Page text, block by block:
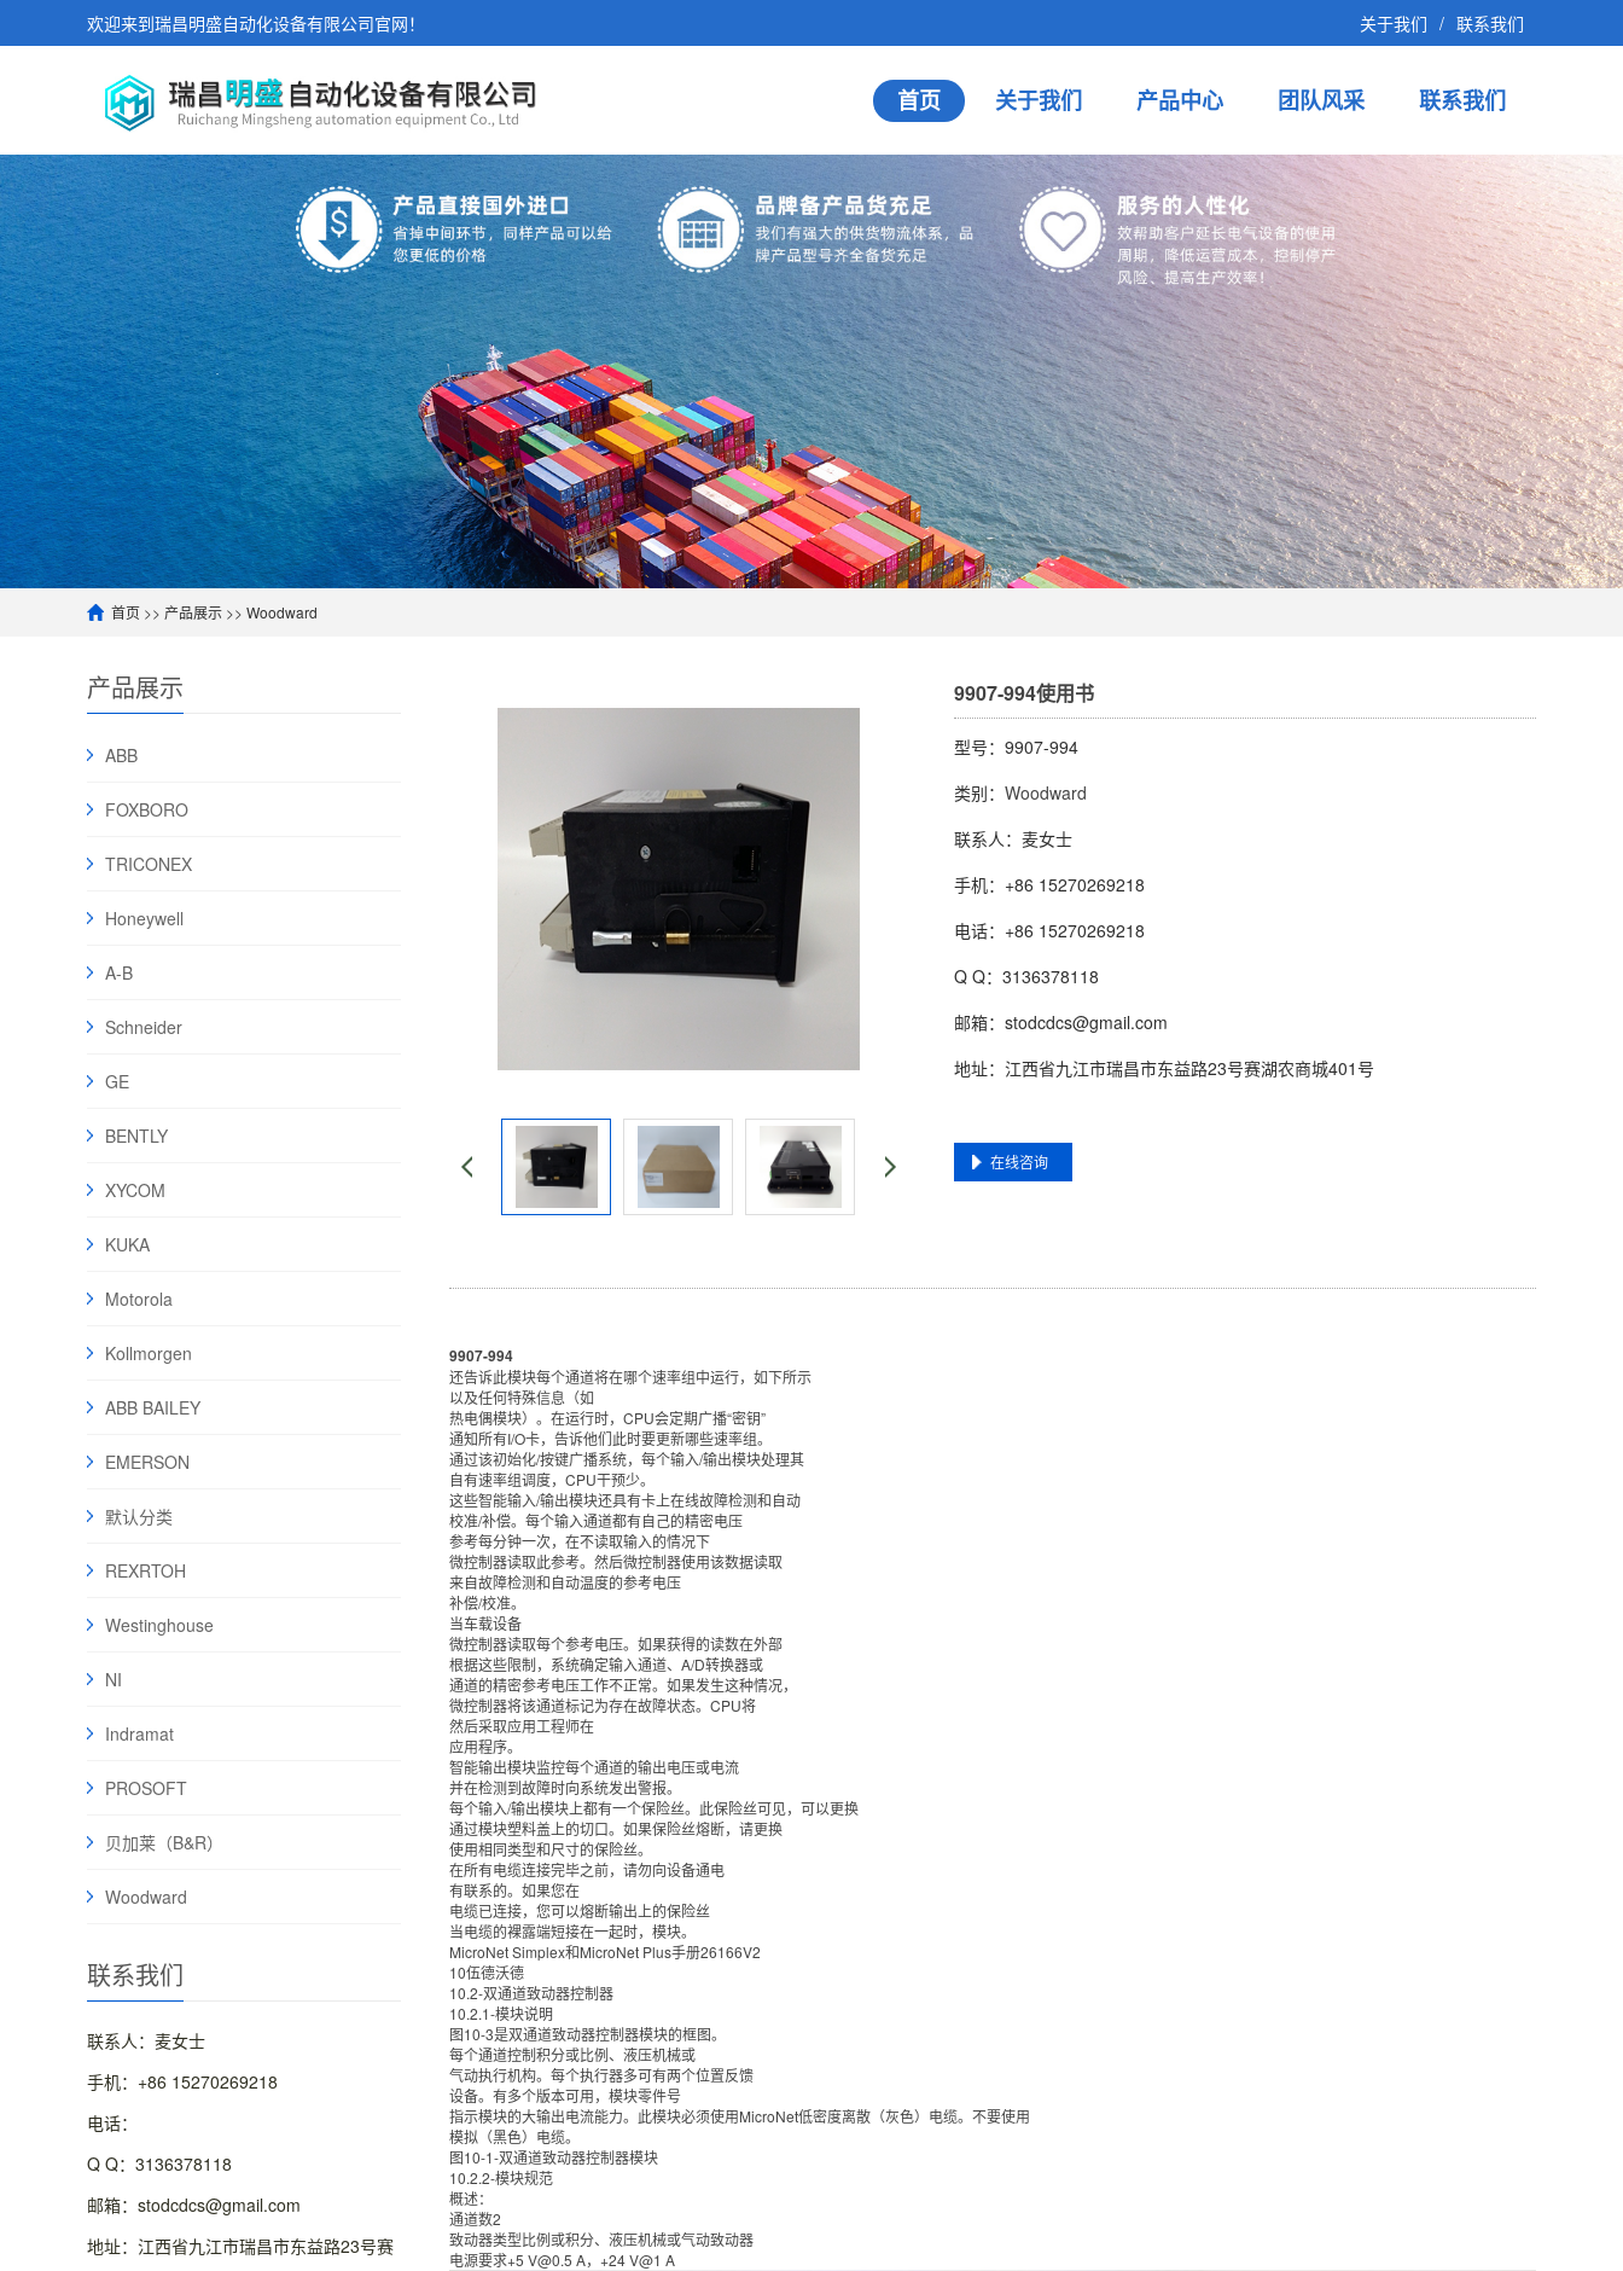
欢迎来到瑞昌明盛自动化设备有限公司官网！ 关于我们 / 联系我们
首页 关于我们 产品中心 团队风采 联系我们
首页 >> 产品展示 >> Woodward
产品展示
ABB
FOXBORO
TRICONEX
Honeywell
A-B
Schneider
GE
BENTLY
XYCOM
KUKA
Motorola
Kollmorgen
ABB BAILEY
EMERSON
默认分类
REXRTOH
Westinghouse
NI
Indramat
PROSOFT
贝加莱（B&R）
Woodward
联系我们
联系人：麦女士
手机：+86 15270269218
电话：
Q Q：3136378118
邮箱：stodcdcs@gmail.com
地址：江西省九江市瑞昌市东益路23号赛
9907-994使用书
型号：9907-994
类别： Woodward
联系人：麦女士
手机：+86 15270269218
电话：+86 15270269218
Q Q：3136378118
邮箱：stodcdcs@gmail.com
地址：江西省九江市瑞昌市东益路23号赛湖农商城401号
在线咨询
9907-994
还告诉此模块每个通道将在哪个速率组中运行，如下所示
以及任何特殊信息（如
热电偶模块）。在运行时，CPU会定期广播“密钥”
通知所有I/O卡，告诉他们此时要更新哪些速率组。
通过该初始化/按键广播系统，每个输入/输出模块处理其
自有速率组调度，CPU干预少。
这些智能输入/输出模块还具有卡上在线故障检测和自动
校准/补偿。每个输入通道都有自己的精密电压
参考每分钟一次，在不读取输入的情况下
微控制器读取此参考。然后微控制器使用该数据读取
来自故障检测和自动温度的参考电压
补偿/校准。
当车载设备
微控制器读取每个参考电压。如果获得的读数在外部
根据这些限制，系统确定输入通道、A/D转换器或
通道的精密参考电压工作不正常。如果发生这种情况，
微控制器将该通道标记为存在故障状态。CPU将
然后采取应用工程师在
应用程序。
智能输出模块监控每个通道的输出电压或电流
并在检测到故障时向系统发出警报。
每个输入/输出模块上都有一个保险丝。此保险丝可见，可以更换
通过模块塑料盖上的切口。如果保险丝熔断，请更换
使用相同类型和尺寸的保险丝。
在所有电缆连接完毕之前，请勿向设备通电
有联系的。如果您在
电缆已连接，您可以熔断输出上的保险丝
当电缆的裸露端短接在一起时，模块。
MicroNet Simplex和MicroNet Plus手册26166V2
10伍德沃德
10.2-双通道致动器控制器
10.2.1-模块说明
图10-3是双通道致动器控制器模块的框图。
每个通道控制积分或比例、液压机械或
气动执行机构。每个执行器多可有两个位置反馈
设备。有多个版本可用，模块零件号
指示模块的大输出电流能力。此模块必须使用MicroNet低密度离散（灰色）电缆。不要使用
模拟（黑色）电缆。
图10-1-双通道致动器控制器模块
10.2.2-模块规范
概述：
通道数2
致动器类型比例或积分、液压机械或气动致动器
电源要求+5 V@0.5 A，+24 V@1 A